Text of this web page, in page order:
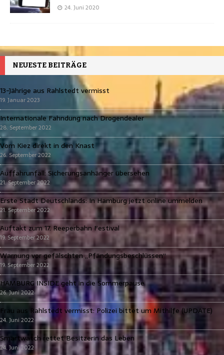
24. Juni 2020
NEUESTE BEITRÄGE
13-Jährige aus Rahlstedt vermisst
19. Januar 2023
Internationale Fahndung nach Drogendealer
28. September 2022
Vom Kiez direkt in den Knast
26. September 2022
Auffahrunfall: Sicherungsanhänger übersehen
21. September 2022
Erste Stadt Deutschlands: In Hamburg jetzt online ummelden
21. September 2022
Auftakt zum 17. Reeperbahn Festival
19. September 2022
Warnung vor gefälschten „Pfändungsbeschlüssen“
19. September 2022
HAMBURG INSIDE geht in die Sommerpause
26. Juni 2022
Frau aus Rahlstedt vermisst: Polizei bittet um Mithilfe (UPDATE)
24. Juni 2022
Smartwatch rettet Besitzerin das Leben
24. Juni 2022